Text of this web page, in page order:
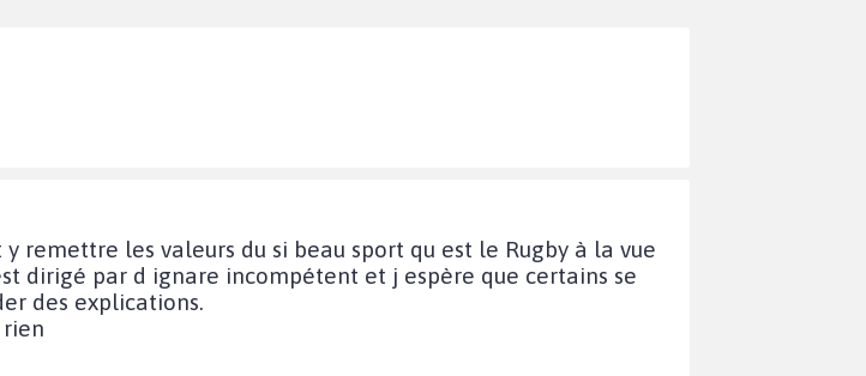
les valeurs du si beau sport qu est le Rugby à la vue
dirigé par d ignare incompétent et j espère que certains se
des explications.